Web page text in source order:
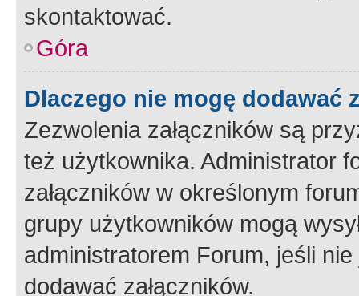
skontaktować.
Góra
Dlaczego nie mogę dodawać
Zezwolenia załączników są
też użytkownika. Administrator
załączników w określonym
grupy użytkowników mogą
administratorem Forum, jeśli
dodawać załączników.